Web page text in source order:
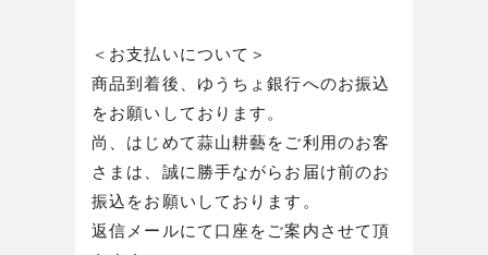
＜お支払いについて＞
商品到着後、ゆうちょ銀行へのお振込
をお願いしております。
尚、はじめて蒜山耕藝をご利用のお客
さまは、誠に勝手ながらお届け前のお
振込をお願いしております。
返信メールにて口座をご案内させて頂